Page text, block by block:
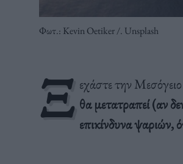
Φωτ.: Kevin Oetiker /. Unsplash
Ξ εχάστε την
θα μετατραπεί (αν
επικίνδυνα ψαριών,